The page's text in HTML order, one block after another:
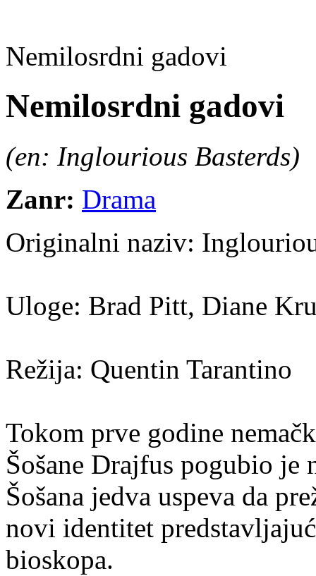
Nemilosrdni gadovi
Nemilosrdni gadovi
(en: Inglourious Basterds)
Zanr: Drama
Originalni naziv:
Uloge: Brad Pitt, Diane
Režija: Quentin Tarantino
Tokom prve godine
Šošane Drajfus pogubio
Šošana jedva uspeva da
novi identitet
bioskopa.